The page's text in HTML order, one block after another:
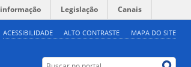
ACESSIBILIDADE ALTO CONTRASTE MAPA DO SITE
informação Legislação Canais
Buscar no portal